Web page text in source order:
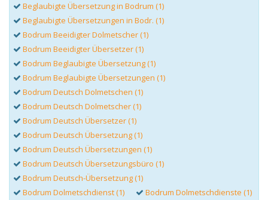
Beglaubigte Übersetzung in Bodrum (1)
Beglaubigte Übersetzungen in Bodr. (1)
Bodrum Beeidigter Dolmetscher (1)
Bodrum Beeidigter Übersetzer (1)
Bodrum Beglaubigte Übersetzung (1)
Bodrum Beglaubigte Übersetzungen (1)
Bodrum Deutsch Dolmetschen (1)
Bodrum Deutsch Dolmetscher (1)
Bodrum Deutsch Übersetzer (1)
Bodrum Deutsch Übersetzung (1)
Bodrum Deutsch Übersetzungen (1)
Bodrum Deutsch Übersetzungsbüro (1)
Bodrum Deutsch-Übersetzung (1)
Bodrum Dolmetschdienst (1)
Bodrum Dolmetschdienste (1)